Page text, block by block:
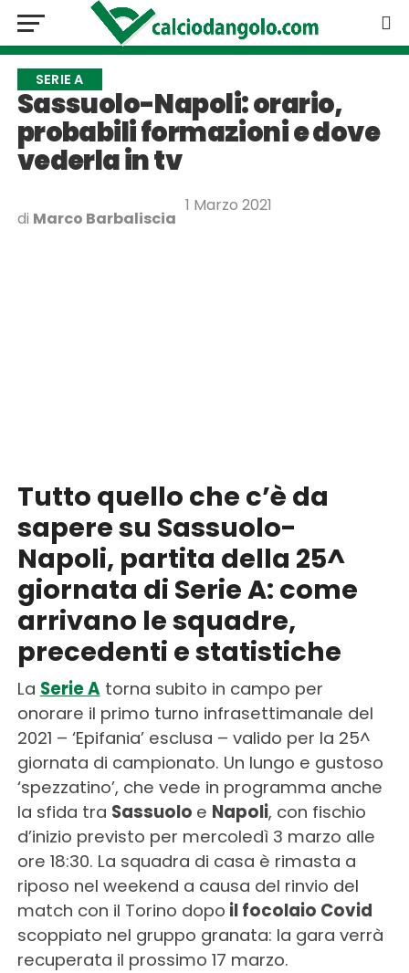
SERIE A
Sassuolo-Napoli: orario,
probabili formazioni e dove
vederla in tv
di Marco Barbaliscia
1 Marzo 2021
Tutto quello che c’è da
sapere su Sassuolo-
Napoli, partita della 25^
giornata di Serie A: come
arrivano le squadre,
precedenti e statistiche
La Serie Atorna subito in campo per
onorare il primo turno infrasettimanale del
2021 – ‘Epifania’ esclusa – valido per la 25^
giornata di campionato. Un lungo e gustoso
‘spezzatino’, che vede in programma anche
la sfida tra Sassuolo e Napoli, con fischio
d’inizio previsto per mercoledì 3 marzo alle
ore 18:30. La squadra di casa è rimasta a
riposo nel weekend a causa del rinvio del
match con il Torino dopo il focolaio Covid
scoppiato nel gruppo granata: la gara verrà
recuperata il prossimo 17 marzo.